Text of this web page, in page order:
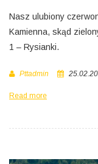
Nasz ulubiony
Kamienna, skąd
1 – Rysianki.
Pttadmin
Read more